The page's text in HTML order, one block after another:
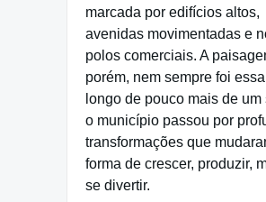
marcada por edifícios altos,
avenidas movimentadas e
polos comerciais. A
porém, nem sempre foi
longo de pouco mais de um
o município passou por
transformações que
forma de crescer, produzir,
se divertir.